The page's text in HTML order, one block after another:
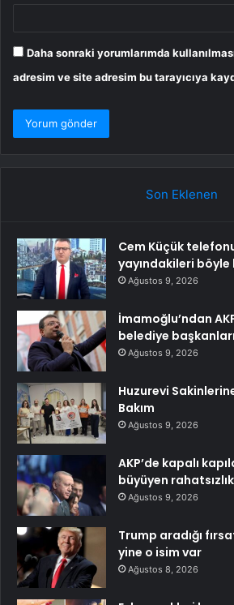
Daha sonraki yorumlarımda
adresim ve site adresim bu tarayıcıya
Son Eklenen
Cem Küçük
yayındakileri böyle
Ağustos 9, 2026
İmamoğlu’ndan
belediye
Ağustos 9, 2026
Huzurevi
Bakım
Ağustos 9, 2026
AKP’de kapalı
büyüyen rahatsızlık
Ağustos 9, 2026
Trump aradığı
yine o isim var
Ağustos 8, 2026